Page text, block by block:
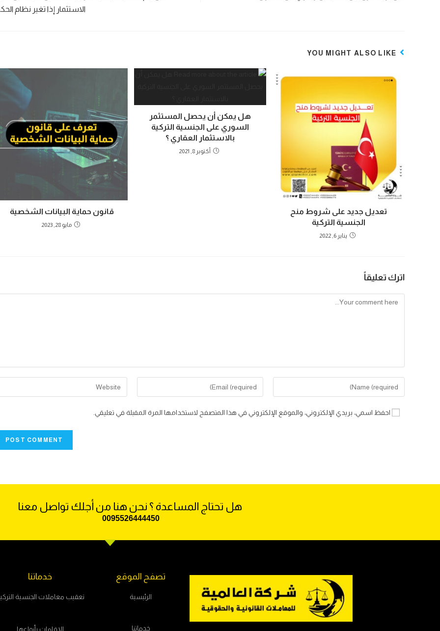
الاستثمار إذا تغير نظام
YOU MIGHT ALSO LIKE
قانون حماية البيانات الشخصية
مايو 28, 2023
هل يمكن أن يحصل المستثمر
السوري على الجنسية التركية
بالاستثمار العقاري ؟
أكتوبر 8, 2021
تعديل جديد على شروط منح
الجنسية التركية
يناير 6, 2022
اترك تعليقاً
احفظ اسمي، بريدي الإلكتروني، والموقع الإلكتروني في هذا المتصفح لاستخدامها المرة المقبلة في تعليقي.
هل تحتاج المساعدة ؟ نحن هنا من أجلك تواصل معنا
0095526444450
تصفح الموقع
الرئيسية
خدماتنا
خدماتنا
تعقيب معاملات الجنسية
الإقامات بأنواعها